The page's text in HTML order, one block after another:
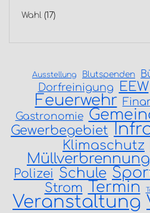
Wahl (17)
Ausstellung Blutspenden
Dorfreinigung EEW
Feuerwehr
Gastronomie
Gewerbegebiet
Klimaschutz
Polizei Schule
Strom Termin
Veranstaltung